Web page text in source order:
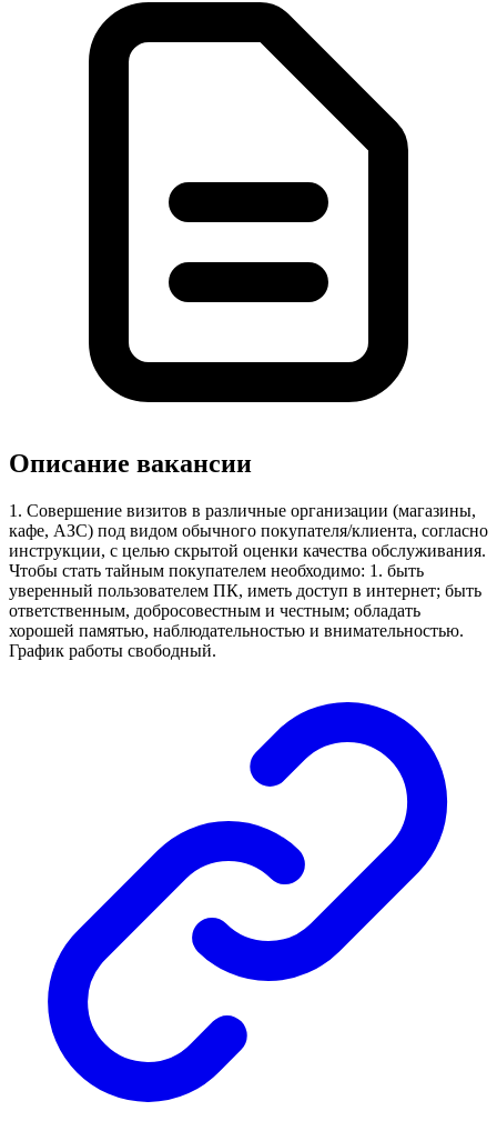
Описание вакансии
1. Совершение визитов в различные организации (магазины,
кафе, АЗС) под видом обычного покупателя/клиента, согласно
инструкции, с целью скрытой оценки качества обслуживания.
Чтобы стать тайным покупателем необходимо: 1. быть
уверенный пользователем ПК, иметь доступ в интернет; быть
ответственным, добросовестным и честным; обладать
хорошей памятью, наблюдательностью и внимательностью.
График работы свободный.